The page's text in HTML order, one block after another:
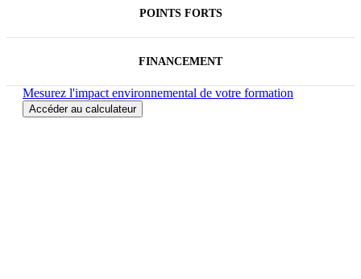
POINTS FORTS
FINANCEMENT
Mesurez l'impact environnemental de votre formation
Accéder au calculateur